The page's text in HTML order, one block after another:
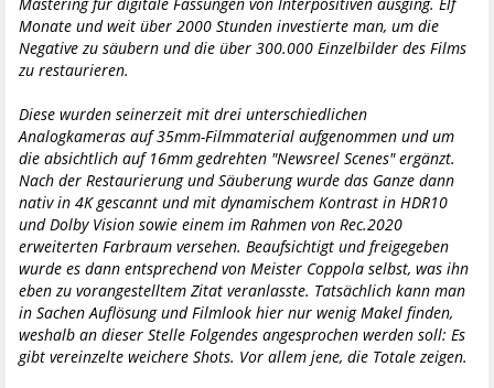
Monate und weit über 2000 Stunden investierte man, um die
Negative zu säubern und die über 300.000 Einzelbilder des Films
zu restaurieren.
Diese wurden seinerzeit mit drei unterschiedlichen
Analogkameras auf 35mm-Filmmaterial aufgenommen und um
die absichtlich auf 16mm gedrehten "Newsreel Scenes" ergänzt.
Nach der Restaurierung und Säuberung wurde das Ganze dann
nativ in 4K gescannt und mit dynamischem Kontrast in HDR10
und Dolby Vision sowie einem im Rahmen von Rec.2020
erweiterten Farbraum versehen. Beaufsichtigt und freigegeben
wurde es dann entsprechend von Meister Coppola selbst, was ihn
eben zu vorangestelltem Zitat veranlasste. Tatsächlich kann man
in Sachen Auflösung und Filmlook hier nur wenig Makel finden,
weshalb an dieser Stelle Folgendes angesprochen werden soll: Es
gibt vereinzelte weichere Shots. Vor allem jene, die Totale zeigen.